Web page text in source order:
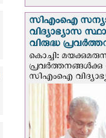
സി‌എം‌ഐ
വിദ്യാഭ്യാസ
വിരുദ്ധ
കൊച്ചി:
സിഎംഐ